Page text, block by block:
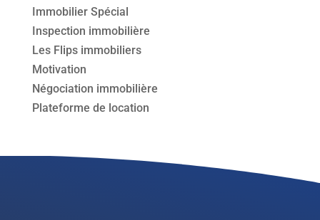
Immobilier Spécial
Inspection immobilière
Les Flips immobiliers
Motivation
Négociation immobilière
Plateforme de location